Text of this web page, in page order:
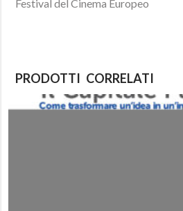
Festival del Cinema Europeo
PRODOTTI CORRELATI